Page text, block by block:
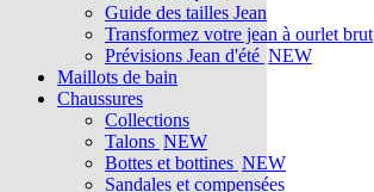
Guide des tailles Jean
Transformez votre jean à ourlet brut
Prévisions Jean d'été NEW
Maillots de bain
Chaussures
Collections
Talons NEW
Bottes et bottines NEW
Sandales et compensées